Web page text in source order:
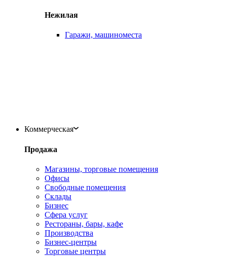
Нежилая
Гаражи, машиноместа
Коммерческая
Продажа
Магазины, торговые помещения
Офисы
Свободные помещения
Склады
Бизнес
Сфера услуг
Рестораны, бары, кафе
Производства
Бизнес-центры
Торговые центры